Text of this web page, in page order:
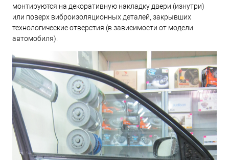
монтируются на декоративную накладку двери (изнутри)
или поверх виброизоляционных деталей, закрывших
технологические отверстия (в зависимости от модели
автомобиля).